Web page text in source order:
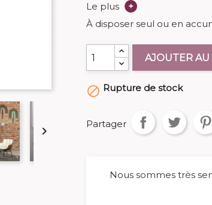

Le plus
+
À disposer seul ou en
AJOUTER AU
 Rupture de stock
Partager
Nous sommes très